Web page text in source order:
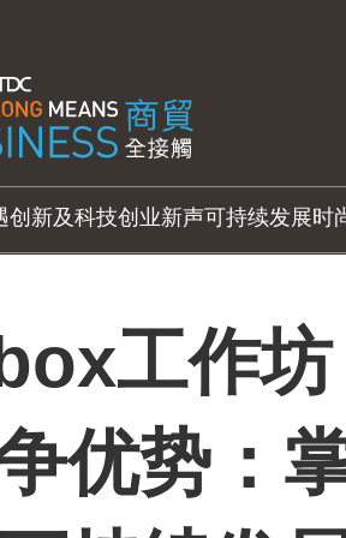
创新及科技创业新声可持续发展时
工作
优势：